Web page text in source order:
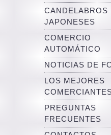
CANDELABROS
JAPONESES
COMERCIO
AUTOMÁTICO
NOTICIAS DE
LOS MEJORES
PREGUNTAS
FRECUENTES